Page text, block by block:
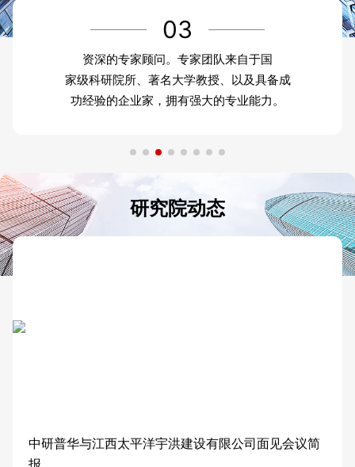
03
资深的专家顾问。专家团队来自于国
家级科研院所、著名大学教授、以及具备成
功经验的企业家，拥有强大的专业能力。
研究院动态
中研普华与江西太平洋宇洪建设有限公司面见会议简